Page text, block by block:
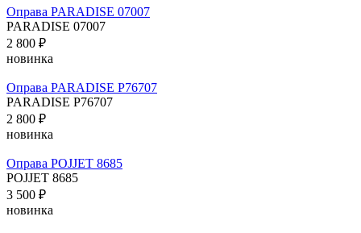
Оправа PARADISE 07007
PARADISE 07007
2 800 ₽
новинка
Оправа PARADISE P76707
PARADISE P76707
2 800 ₽
новинка
Оправа POJJET 8685
POJJET 8685
3 500 ₽
новинка